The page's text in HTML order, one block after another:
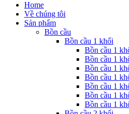
Home
Về chúng tôi
Sản phẩm
Bồn cầu
Bồn cầu 1 khối
Bồn cầu 1
Bồn cầu 1
Bồn cầu 1
Bồn cầu 1
Bồn cầu 1
Bồn cầu 1
Bồn cầu 1